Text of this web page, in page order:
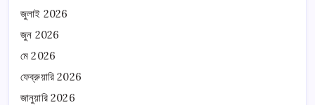
জুলাই 2026
জুন 2026
মে 2026
ফেব্রুয়ারি 2026
জানুয়ারি 2026